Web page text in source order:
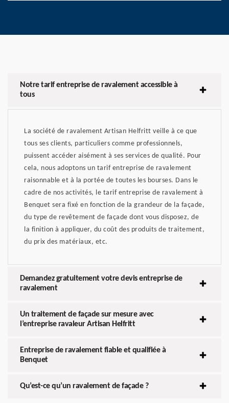
Notre tarif entreprise de ravalement accessible à
tous
La société de ravalement Artisan Helfritt veille à ce que
tous ses clients, particuliers comme professionnels,
puissent accéder aisément à ses services de qualité. Pour
cela, nous adoptons un tarif entreprise de ravalement
raisonnable et à la portée de toutes les bourses. Dans le
cadre de nos activités, le tarif entreprise de ravalement à
Benquet sera fixé en fonction de la grandeur de la façade,
du type de revêtement de façade dont vous disposez, de
la finition à appliquer, du coût des produits de traitement,
du prix des matériaux, etc.
Demandez gratuitement votre devis entreprise de
ravalement
Un traitement de façade sur mesure avec
l’entreprise ravaleur Artisan Helfritt
Entreprise de ravalement fiable et qualifiée à
Benquet
Qu’est-ce qu’un ravalement de façade ?